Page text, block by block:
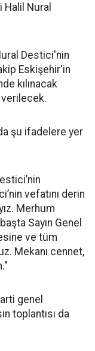
Halil Nural
Destici'nin
Eskişehir'in
kılınacak
verilecek.
şu ifadelere yer
vefatını derin
Merhum
Sayın Genel
ve tüm
Mekanı cennet,
genel
toplantısı da